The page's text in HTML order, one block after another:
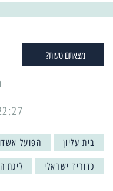
מצאתם טעות?
| 17/03/2025
בית עליון הפועל
כדוריד ישראלי ליגת